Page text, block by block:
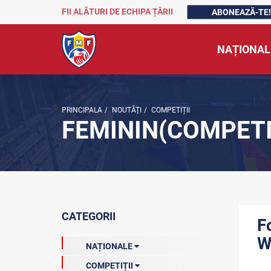
FII ALĂTURI DE ECHIPA ȚĂRII ABONEAZĂ-TE!
PRINCIPALA / NOUTĂŢI / COMPETIȚII
CATEGORII
NAȚIONALE
COMPETIȚII